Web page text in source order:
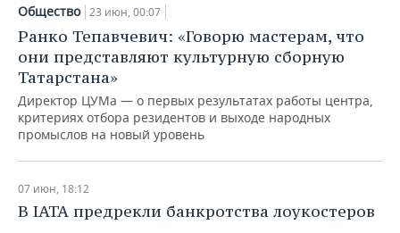
НЕФТЕХИМИЯ
НЕФТЬ
ОПК
ЭНЕРГЕТИКА
РОЗНИЧНАЯ ТОРГОВЛЯ
ТРАНСПОРТ
УСЛУГИ
НОВОСТИ ТЕХНОЛОГИЙ
IT
МЕДИА
ТЕЛЕКОММУНИКАЦИИ
МЕРОПРИЯТИЯ
НОВОСТИ МЕРОПРИЯТИЙ
ВЫЕЗДНАЯ РЕДАКЦИЯ
БИЗНЕС-БРАНЧИ
ONLINE-КОНФЕРЕНЦИИ
СПОРТ
НОВОСТИ СПОРТА
ФУТБОЛ
ХОККЕЙ
ОБЩЕСТВО
НОВОСТИ ОБЩЕСТВА
ВЛАСТЬ
ФОТОГАЛЕРЕЯ
СЮЖЕТЫ
Общество 23 июн, 00:07
Ранко Тепавчевич: «Говорю мастерам, что
они представляют культурную сборную
Татарстана»
Директор ЦУМа — о первых результатах работы центра,
критериях отбора резидентов и выходе народных
промыслов на новый уровень
07 июн, 18:12
В IATA предрекли банкротства лоукостеров